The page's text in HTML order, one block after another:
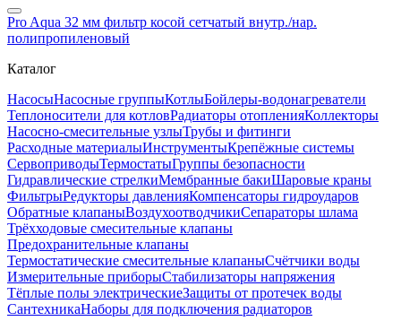
Pro Aqua 32 мм фильтр косой сетчатый внутр./нар.
полипропиленовый
Каталог
НасосыНасосные группыКотлыБойлеры-водонагреватели
Теплоносители для котловРадиаторы отопленияКоллекторы
Насосно-смесительные узлыТрубы и фитинги
Расходные материалыИнструментыКрепёжные системы
СервоприводыТермостатыГруппы безопасности
Гидравлические стрелкиМембранные бакиШаровые краны
ФильтрыРедукторы давленияКомпенсаторы гидроударов
Обратные клапаныВоздухоотводчикиСепараторы шлама
Трёхходовые смесительные клапаны
Предохранительные клапаны
Термостатические смесительные клапаныСчётчики воды
Измерительные приборыСтабилизаторы напряжения
Тёплые полы электрическиеЗащиты от протечек воды
СантехникаНаборы для подключения радиаторов